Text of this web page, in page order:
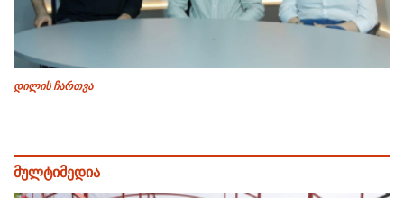
დილის ჩართვა
მულტიმედია